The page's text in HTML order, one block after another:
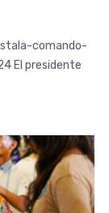
comando-
El presidente